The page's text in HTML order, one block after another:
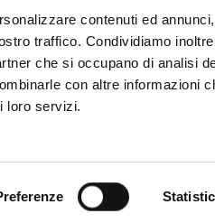
contenuti ed
traffico. Condividiamo
che si occupano di analisi
con altre informazioni
loro servizi.